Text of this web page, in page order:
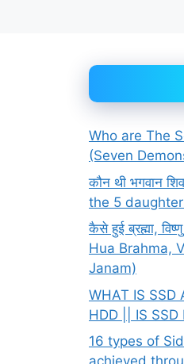
Who are The
(Seven
कौन थी भगवान
the 5
कैसे हुई ब्रह्मा,
Hua Brahma,
Janam)
WHAT IS SSD
HDD || IS SSD
16 types of
achieved